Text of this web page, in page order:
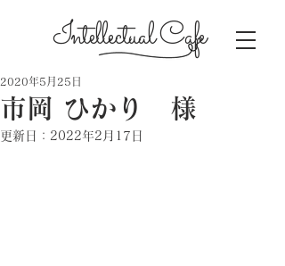
Intellectual Cafe
市岡 ひかり 様
2020年5月25日
更新日： 2022年2月17日